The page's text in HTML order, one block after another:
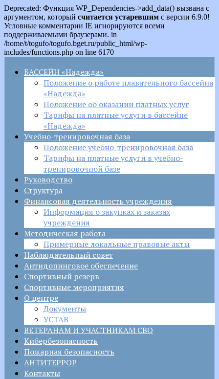
Deprecated: Функция WP_Dependencies->add_data() вызвана с
аргументом, который считается устаревшим с версии 6.9.0!
Условные комментарии IE игнорируются всеми
поддерживаемыми браузерами. in
/home/t/togufo/togufo.bget.ru/public_html/wp-
includes/functions.php on line 6170
БАССЕЙН «Надежда»
Положение о работе плавательного бассейна
«Надежда»
Положение об оказании платных услуг
Тарифы на платные услуги в бассейне
«Надежда»
Учебно-тренировочная база
Положение учебно-тренировочная база
Тарифы на платные услуги в учебно-
тренировочной базе
Руководство
Структура
Финансовая деятельность учреждения
Информация о закупках и заказах
учреждения
Методическая работа
Примерные локальные правовые акты
Наблюдательный совет
Антидопинговое обеспечение
Спортивный резерв
Спортивные мероприятия
О центре
Документы
УСТАВ
ВЕТЕРАНАМ И УЧАСТНИКАМ СВО
Кибербезопасность
Пожарная безопасность
АНТИТЕРРОР
Контакты